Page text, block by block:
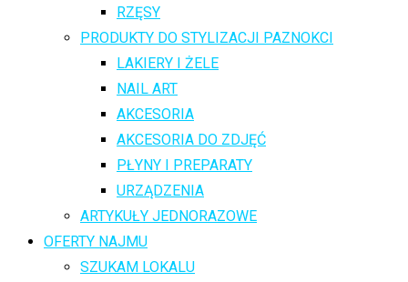
RZĘSY
PRODUKTY DO STYLIZACJI PAZNOKCI
LAKIERY I ŻELE
NAIL ART
AKCESORIA
AKCESORIA DO ZDJĘĆ
PŁYNY I PREPARATY
URZĄDZENIA
ARTYKUŁY JEDNORAZOWE
OFERTY NAJMU
SZUKAM LOKALU